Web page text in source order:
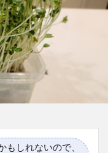
しれないので、